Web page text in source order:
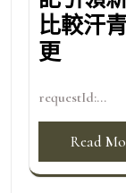
比較汗
更
requestId:...
Read